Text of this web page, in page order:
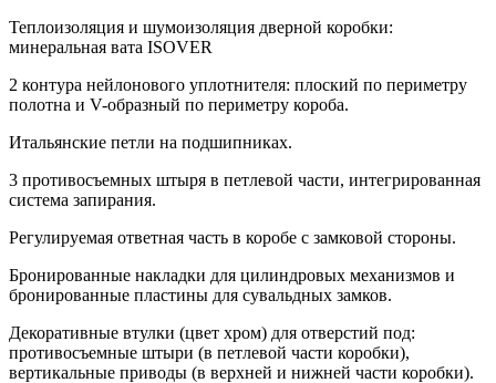
Теплоизоляция и шумоизоляция дверной коробки:
минеральная вата ISOVER
2 контура нейлонового уплотнителя: плоский по периметру
полотна и V-образный по периметру короба.
Итальянские петли на подшипниках.
3 противосъемных штыря в петлевой части, интегрированная
система запирания.
Регулируемая ответная часть в коробе с замковой стороны.
Бронированные накладки для цилиндровых механизмов и
бронированные пластины для сувальдных замков.
Декоративные втулки (цвет хром) для отверстий под:
противосъемные штыри (в петлевой части коробки),
вертикальные приводы (в верхней и нижней части коробки).